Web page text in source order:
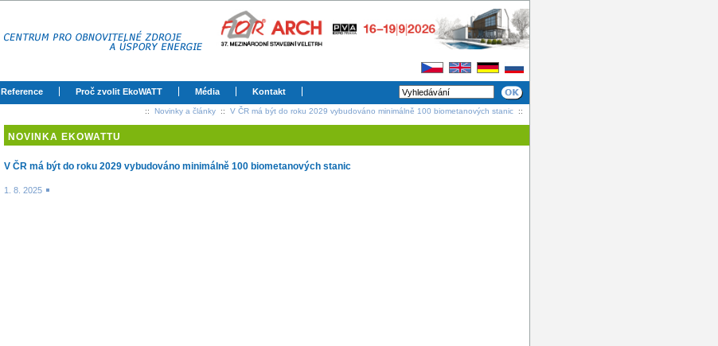
Reference Proč zvolit EkoWATT Média Kontakt
:: Novinky a články :: V ČR má být do roku 2029 vybudováno minimálně 100 biometanových stanic ::
NOVINKA EKOWATTU
V ČR má být do roku 2029 vybudováno minimálně 100 biometanových stanic
1. 8. 2025